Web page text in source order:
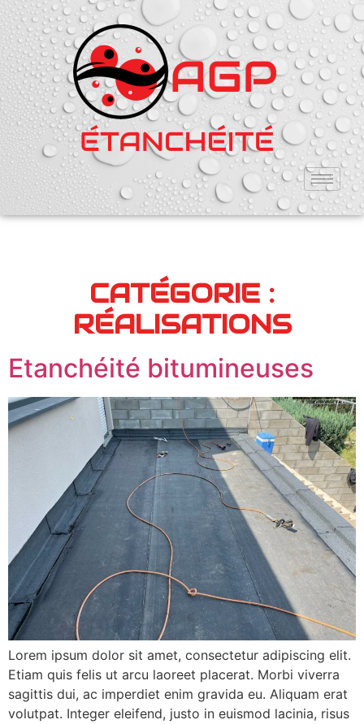
CATÉGORIE :
RÉALISATIONS
Etanchéité bitumineuses
Lorem ipsum dolor sit amet, consectetur adipiscing elit.
Etiam quis felis ut arcu laoreet placerat. Morbi viverra
sagittis dui, ac imperdiet enim gravida eu. Aliquam erat
volutpat. Integer eleifend, justo in euismod lacinia, risus